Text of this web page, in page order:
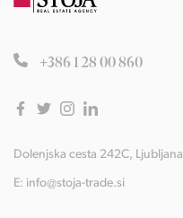
+386 1 28 00 860
Dolenjska cesta 242C, Ljubljana
E: info@stoja-trade.si